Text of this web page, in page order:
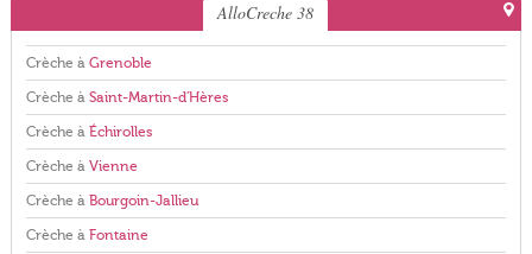
AlloCreche 38
Crèche à Grenoble
Crèche à Saint-Martin-d'Hères
Crèche à Échirolles
Crèche à Vienne
Crèche à Bourgoin-Jallieu
Crèche à Fontaine